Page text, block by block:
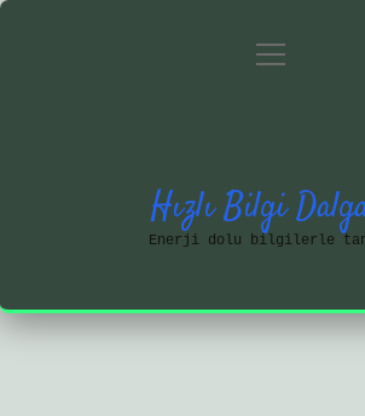
Gizlilik
menüyü
Hızlı Bilgi
Enerji dolu bilgilerle